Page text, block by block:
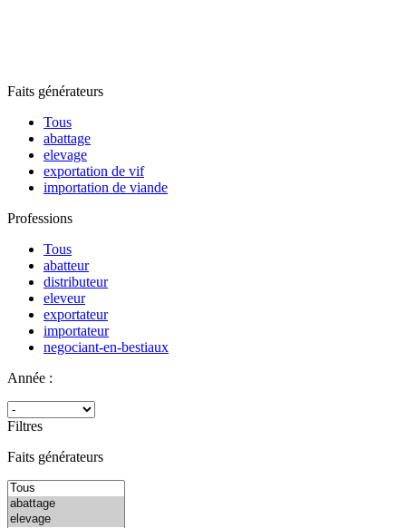
Faits générateurs
Tous
abattage
elevage
exportation de vif
importation de viande
Professions
Tous
abatteur
distributeur
eleveur
exportateur
importateur
negociant-en-bestiaux
Année :
Filtres
Faits générateurs